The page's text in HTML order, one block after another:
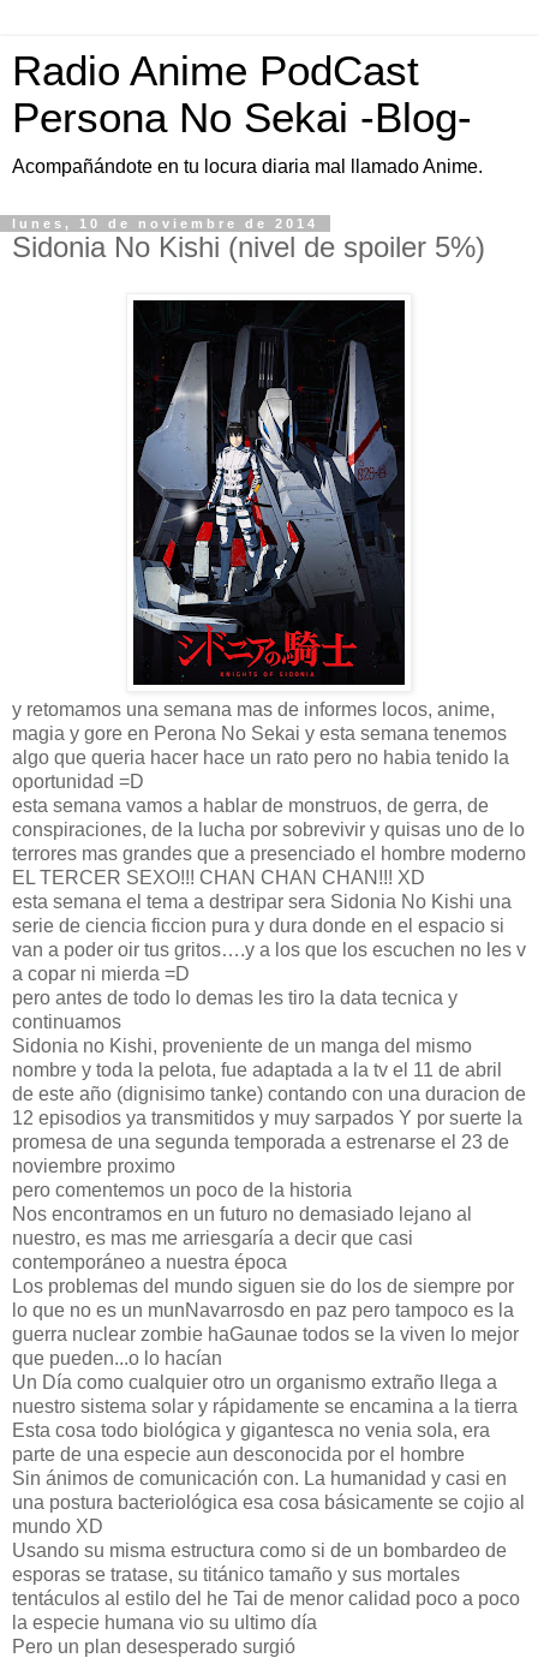
Radio Anime PodCast
Persona No Sekai -Blog-
Acompañándote en tu locura diaria mal llamado Anime.
lunes, 10 de noviembre de 2014
Sidonia No Kishi (nivel de spoiler 5%)
y retomamos una semana mas de informes locos, anime,
magia y gore en Perona No Sekai y esta semana tenemos
algo que queria hacer hace un rato pero no habia tenido la
oportunidad =D
esta semana vamos a hablar de monstruos, de gerra, de
conspiraciones, de la lucha por sobrevivir y quisas uno de lo
terrores mas grandes que a presenciado el hombre moderno
EL TERCER SEXO!!! CHAN CHAN CHAN!!! XD
esta semana el tema a destripar sera Sidonia No Kishi una
serie de ciencia ficcion pura y dura donde en el espacio si
van a poder oir tus gritos….y a los que los escuchen no les v
a copar ni mierda =D
pero antes de todo lo demas les tiro la data tecnica y
continuamos
Sidonia no Kishi, proveniente de un manga del mismo
nombre y toda la pelota, fue adaptada a la tv el 11 de abril
de este año (dignisimo tanke) contando con una duracion de
12 episodios ya transmitidos y muy sarpados Y por suerte la
promesa de una segunda temporada a estrenarse el 23 de
noviembre proximo
pero comentemos un poco de la historia
Nos encontramos en un futuro no demasiado lejano al
nuestro, es mas me arriesgaría a decir que casi
contemporáneo a nuestra época
Los problemas del mundo siguen sie do los de siempre por
lo que no es un munNavarrosdo en paz pero tampoco es la
guerra nuclear zombie haGaunae todos se la viven lo mejor
que pueden...o lo hacían
Un Día como cualquier otro un organismo extraño llega a
nuestro sistema solar y rápidamente se encamina a la tierra
Esta cosa todo biológica y gigantesca no venia sola, era
parte de una especie aun desconocida por el hombre
Sin ánimos de comunicación con. La humanidad y casi en
una postura bacteriológica esa cosa básicamente se cojio al
mundo XD
Usando su misma estructura como si de un bombardeo de
esporas se tratase, su titánico tamaño y sus mortales
tentáculos al estilo del he Tai de menor calidad poco a poco
la especie humana vio su ultimo día
Pero un plan desesperado surgió